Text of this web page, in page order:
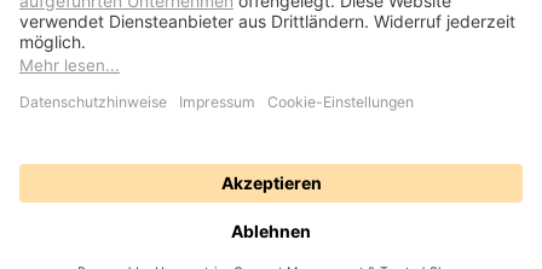
Nachnahmegebühren, wenn nicht anders beschrieben
Bedienungsanleitungen
Kontakt
Vertrag widerrufen
Datenschutz
AGB
Impressum